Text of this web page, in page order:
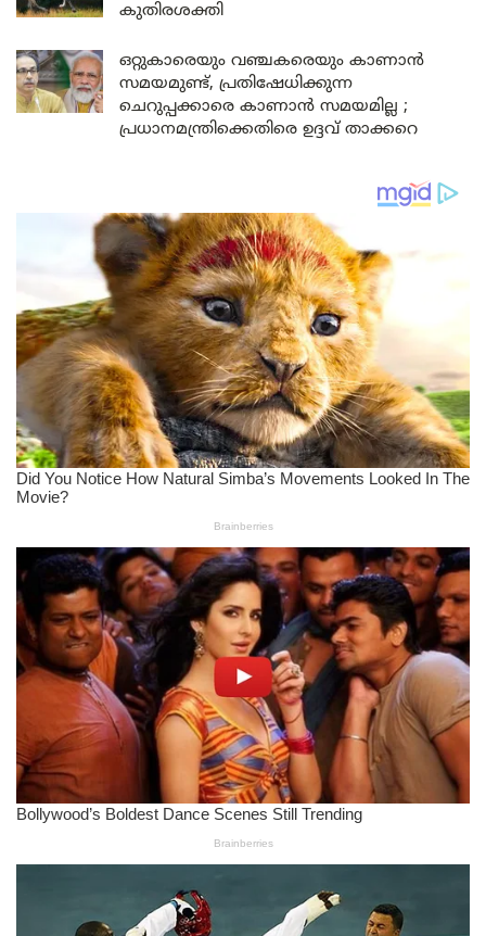
കുതിരശക്തി
ഒറ്റുകാരെയും വഞ്ചകരെയും കാണാൻ
സമയമുണ്ട്, പ്രതിഷേധിക്കുന്ന
ചെറുപ്പക്കാരെ കാണാൻ സമയമില്ല ;
പ്രധാനമന്ത്രിക്കെതിരെ ഉദ്ദവ് താക്കറെ